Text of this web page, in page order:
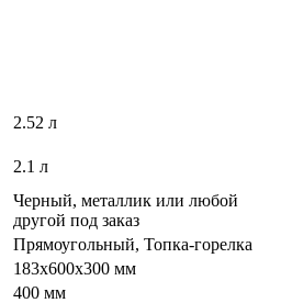
2.52 л
2.1 л
Черный, металлик или любой
другой под заказ
Прямоугольный, Топка-горелка
183x600x300 мм
400 мм